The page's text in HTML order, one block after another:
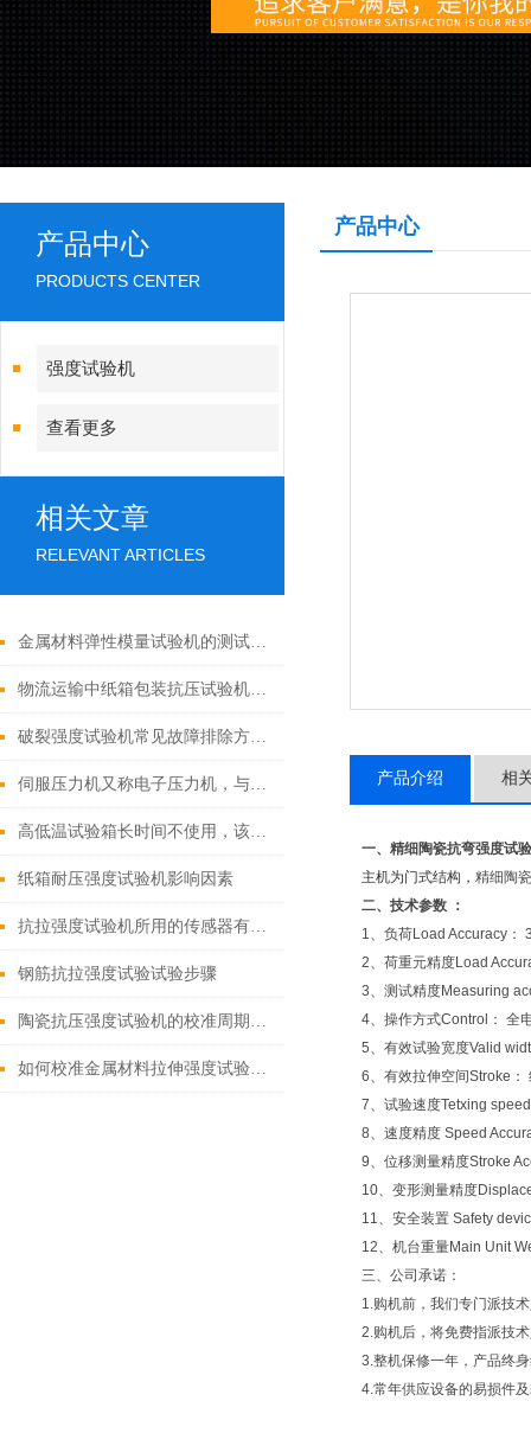
产品中心
PRODUCTS CENTER
强度试验机
查看更多
相关文章
RELEVANT ARTICLES
金属材料弹性模量试验机的测试原理与标准方法
物流运输中纸箱包装抗压试验机的重要价值
破裂强度试验机常见故障排除方法：
伺服压力机又称电子压力机，与液压压力机的区别
高低温试验箱长时间不使用，该怎样进行保养呢？
纸箱耐压强度试验机影响因素
抗拉强度试验机所用的传感器有哪些？
钢筋抗拉强度试验试验步骤
陶瓷抗压强度试验机的校准周期是多久？
如何校准金属材料拉伸强度试验机的位移传感器？
产品中心
产品介绍 相
一、 精细陶瓷抗弯强度试
主机为门式结构， 精细陶
二、 技术参数 ：
1、负荷Load Accuracy：
2、荷重元精度Load
3、测试精度Measuring
4、操作方式Control： 全
5、有效试验宽度Valid
6、有效拉伸空间Stroke：
7、试验速度Tetxing
8、速度精度 Speed
9、位移测量精度Stroke
10、变形测量精度
11、安全装置 Safety
12、机台重量Main Unit
三、公司承诺：
1.购机前，我们专门派技
2.购机后，将免费指派技
3.整机保修一年，产品终
4.常年供应设备的易损件